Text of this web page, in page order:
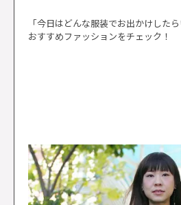
「今日はどんな服装でお出かけした
おすすめファッションをチェック！